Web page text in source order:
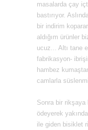
masalarda çay
bastırıyor.
bir indirim
aldığım ürünler
ucuz... Altı tane
fabrikasyon-
hambez
camlarla
Sonra bir rikşaya
ödeyerek
ile giden bisiklet